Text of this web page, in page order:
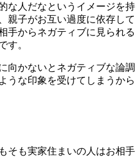
な人だなというイメージを持
親子がお互い過度に依存して
手からネガティブに見られる
す。
向かないとネガティブな論調
うな印象を受けてしまうから
そも実家住まいの人はお相手